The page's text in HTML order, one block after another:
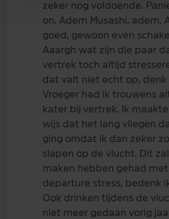
zeker nog voldoende.
on. Adem Musashi, adem.
goed, gewoon even
Aaargh wat zijn die paar
vertrek toch altijd
dat valt niet echt op, denk
Vroeger had ik trouwens
kater bij vertrek. Ik
wijs dat het lang vliegen
ging omdat ik dan zeker
slapen op de vlucht. Dit
maken hebben gehad
departure stress, bedenk
Ook drinken tijdens de
niet meer gedaan vorig